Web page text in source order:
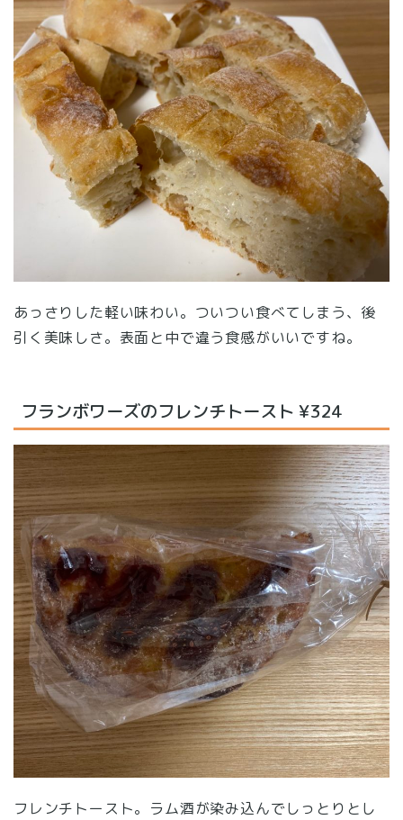
あっさりした軽い味わい。ついつい食べてしまう、後
引く美味しさ。表面と中で違う食感がいいですね。
フランボワーズのフレンチトースト ¥324
フレンチトースト。ラム酒が染み込んでしっとりとし